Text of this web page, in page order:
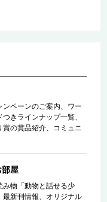
ンペーンのご案内、ワー
きラインナップ一覧、
の賞品紹介、コミュニ
屋
み物「動物と話せる少
新刊情報、オリジナル